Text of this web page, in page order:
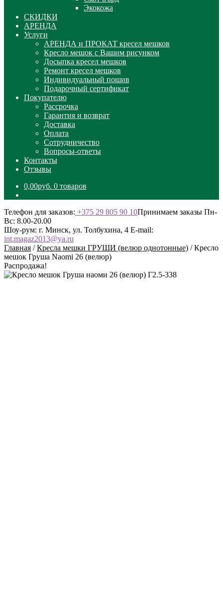
Экокожа
СКИДКИ
АРЕНДА
Услуги
АРЕНДА и ПРОКАТ кресел мешков
Кресло мешок с Вашим рисунком
Досыпка кресел мешков
Ремонт кресел мешков
Индивидуальный пошив
Подарочный сертификат
Покупателю
Рассрочка
Гарантия и возврат
Доставка
Оплата
Сотрудничество
Вопросы-ответы
Контакты
Отзывы
0,00руб. 0 товаров
Телефон для заказов: +375 29 805 90 10Принимаем заказы Пн-
Вс: 8.00-20.00
Шоу-рум: г. Минск, ул. Толбухина, 4 E-mail:
int.magaz2013@ya.ru
Главная /Кресла мешки ГРУШИ (велюр однотонные) /Кресло
мешок Груша Naomi 26 (велюр)
Распродажа!